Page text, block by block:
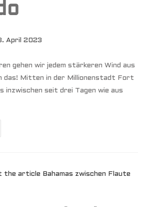
April 2023
gehen wir jedem stärkeren Wind aus
das! Mitten in der Millionenstadt Fort
inzwischen seit drei Tagen wie aus